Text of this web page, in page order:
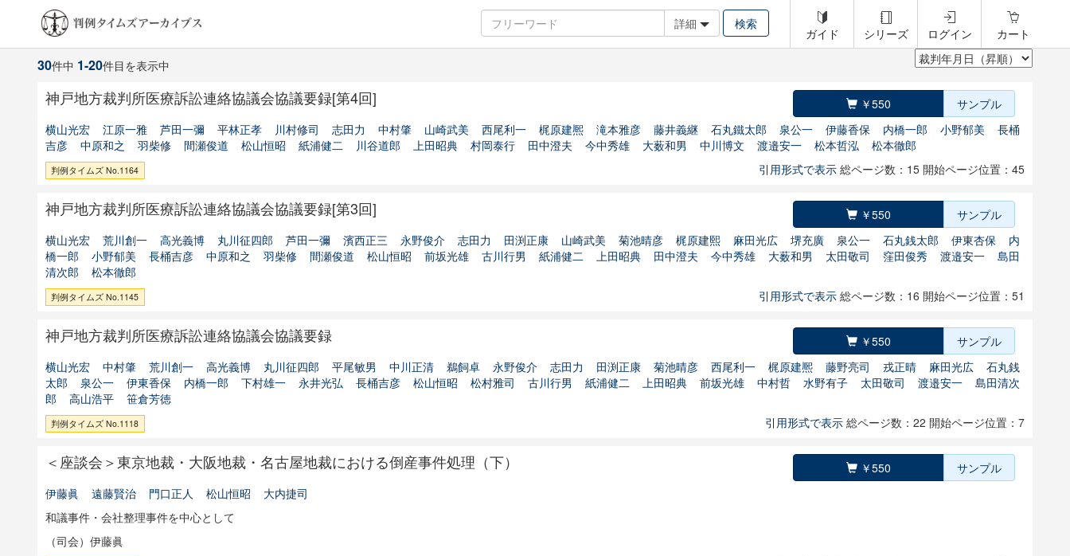
詳細
ガイド シリーズ ログイン カート
30件中 1-20件目を表示中
神戸地方裁判所医療訴訟連絡協議会協議要録[第4回] ￥550
サンプル
横山光宏
江原一雅 芦田一彌 平林正孝 川村修司 志田力 中村肇 山崎武美 西尾利一 梶原建熈 滝本雅彦 藤井義継 石丸鐵太郎 泉公一 伊藤香保 内橋一郎 小野郁美
長桶
吉彦
中原和之 羽柴修 間瀬俊道 松山恒昭 紙浦健二 川谷道郎 上田昭典 村岡泰行 田中澄夫 今中秀雄 大薮和男 中川博文 渡邉安一 松本哲泓 松本徹郎
判例タイムズ No.1164 引用形式で表示 総ページ数：15 開始ページ位置：45
神戸地方裁判所医療訴訟連絡協議会協議要録[第3回] ￥550
サンプル
横山光宏
荒川創一 高光義博 丸川征四郎 芦田一彌 濱西正三 永野俊介 志田力 田渕正康 山崎武美 菊池晴彦 梶原建熙 麻田光広 堺充廣 泉公一 石丸銭太郎 伊東杏保
内
橋一郎
小野郁美 長桶吉彦 中原和之 羽柴修 間瀬俊道 松山恒昭 前坂光雄 古川行男 紙浦健二 上田昭典 田中澄夫 今中秀雄 大薮和男 太田敬司 窪田俊秀 渡邉安一
島田
清次郎
松本徹郎
判例タイムズ No.1145 引用形式で表示 総ページ数：16 開始ページ位置：51
神戸地方裁判所医療訴訟連絡協議会協議要録 ￥550
サンプル
横山光宏
中村肇 荒川創一 高光義博 丸川征四郎 平尾敏男 中川正清 鵜飼卓 永野俊介 志田力 田渕正康 菊池晴彦 西尾利一 梶原建熈 藤野亮司 戎正晴 麻田光広
石丸銭
太郎
泉公一 伊東香保 内橋一郎 下村雄一 永井光弘 長桶吉彦 松山恒昭 松村雅司 古川行男 紙浦健二 上田昭典 前坂光雄 中村哲 水野有子 太田敬司 渡邉安一
島田清次
郎
高山浩平 笹倉芳徳
判例タイムズ No.1118 引用形式で表示 総ページ数：22 開始ページ位置：7
＜座談会＞東京地裁・大阪地裁・名古屋地裁における倒産事件処理（下） ￥550
サンプル
伊藤眞
遠藤賢治 門口正人 松山恒昭
大内捷司
和議事件・会社整理事件を中心として
（司会）伊藤眞